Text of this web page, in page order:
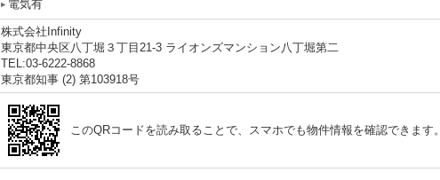
電気有
株式会社Infinity
東京都中央区八丁堀３丁目21-3 ライオンズマンション八丁堀第二
TEL:03-6222-8868
東京都知事 (2) 第103918号
このQRコードを読み取ることで、スマホでも物件情報を確認できます。